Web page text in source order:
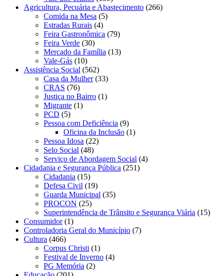
Agricultura, Pecuária e Abastecimento (266)
Comida na Mesa (5)
Estradas Rurais (4)
Feira Gastronômica (79)
Feira Verde (30)
Mercado da Família (13)
Vale-Gás (10)
Assistência Social (562)
Casa da Mulher(33)
CRAS (76)
Justiça no Bairro (1)
Migrante (1)
PCD (5)
Pessoa com Deficiência (9)
Oficina da Inclusão (1)
Pessoa Idosa (22)
Selo Social (48)
Serviço de Abordagem Social (4)
Cidadania e Segurança Pública (251)
Cidadania (15)
Defesa Civil (19)
Guarda Municipal (35)
PROCON (25)
Superintendência de Trânsito e Segurança Viária (15)
Consumidor(1)
Controladoria Geral do Município (7)
Cultura (466)
Corpus Christi (1)
Festival de Inverno (4)
PG Memória (2)